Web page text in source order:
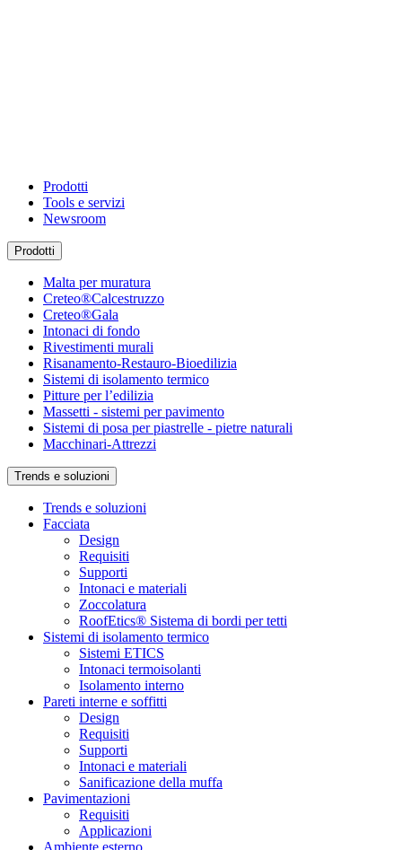
Prodotti
Tools e servizi
Newsroom
Prodotti
Malta per muratura
Creteo®Calcestruzzo
Creteo®Gala
Intonaci di fondo
Rivestimenti murali
Risanamento-Restauro-Bioedilizia
Sistemi di isolamento termico
Pitture per l’edilizia
Massetti - sistemi per pavimento
Sistemi di posa per piastrelle - pietre naturali
Macchinari-Attrezzi
Trends e soluzioni
Trends e soluzioni
Facciata
Design
Requisiti
Supporti
Intonaci e materiali
Zoccolatura
RoofEtics® Sistema di bordi per tetti
Sistemi di isolamento termico
Sistemi ETICS
Intonaci termoisolanti
Isolamento interno
Pareti interne e soffitti
Design
Requisiti
Supporti
Intonaci e materiali
Sanificazione della muffa
Pavimentazioni
Requisiti
Applicazioni
Ambiente esterno